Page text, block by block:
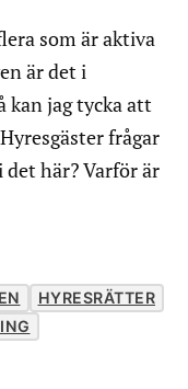
som är aktiva
är det i
kan jag tycka att
frågar
det här? Varför är
HYRESRÄTTER